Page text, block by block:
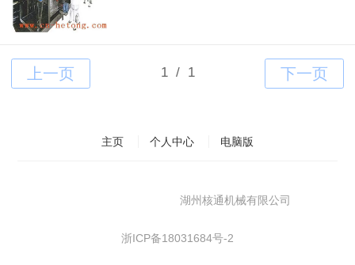
主页 个人中心 电脑版
湖州核通机械有限公司
浙ICP备18031684号-2